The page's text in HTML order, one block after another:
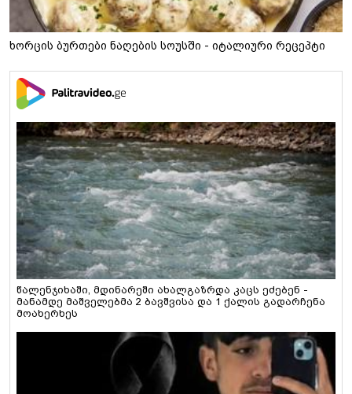
ხორცის ბურთები ნაღების სოუსში - იტალიური რეცეპტი
წალენჯიხაში, მდინარეში ახალგაზრდა კაცს ეძებენ -
მანამდე მაშველებმა 2 ბავშვისა და 1 ქალის გადარჩენა
მოახერხეს